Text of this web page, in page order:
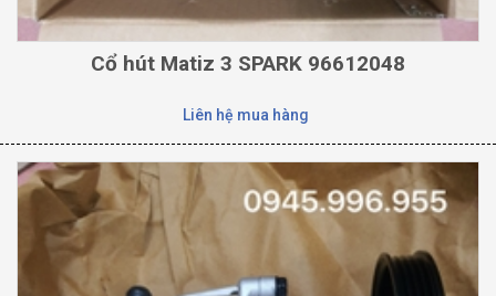
Cổ hút Matiz 3 SPARK 96612048
Liên hệ mua hàng